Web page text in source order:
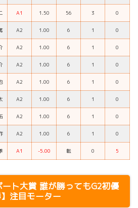
A1 1.50 56 3 0
A2 1.00 6 1 0
A2 1.00 6 1 0
A2 1.00 6 1 0
A2 1.00 6 1 0
A2 1.00 6 1 0
A2 1.00 6 1 0
A2 1.00 6 1 0
A1 -5.00 転 0 5
ト大賞 誰が勝ってもG2初優
】注目モーター